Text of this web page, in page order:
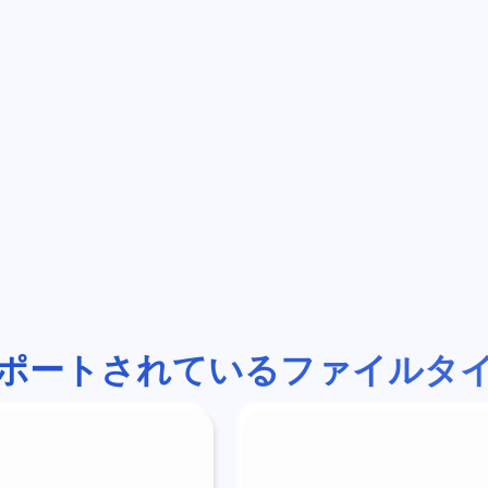
ートされているファイルタ